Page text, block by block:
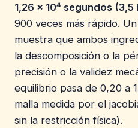
1,26 × 10⁴ segundos (3,5
900 veces más rápido.
muestra que ambos
la descomposición o la
precisión o la validez
equilibrio pasa de 0,20 a
malla medida por el
sin la restricción física).